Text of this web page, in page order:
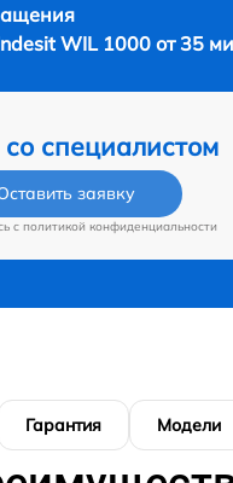
WIL 1000 от 35
специалистом
заявку
c политикой конфиденциальности
Гарантия Модели